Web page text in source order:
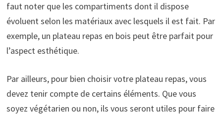
faut noter que les compartiments dont il dispose
évoluent selon les matériaux avec lesquels il est fait. Par
exemple, un plateau repas en bois peut être parfait pour
l’aspect esthétique.
Par ailleurs, pour bien choisir votre plateau repas, vous
devez tenir compte de certains éléments. Que vous
soyez végétarien ou non, ils vous seront utiles pour faire